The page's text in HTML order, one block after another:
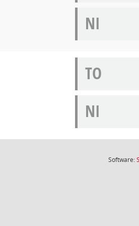
NI
TO
NI
Software: